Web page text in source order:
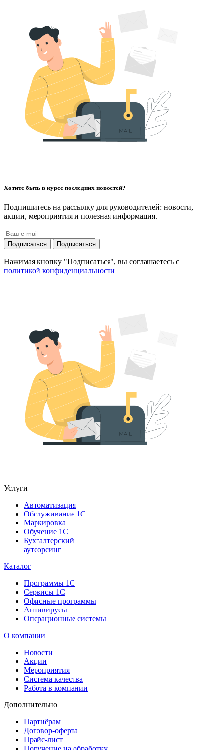
Хотите быть в курсе последних новостей?
Подпишитесь на рассылку для руководителей: новости,
акции, мероприятия и полезная информация.
Подписаться Подписаться
Нажимая кнопку "Подписаться", вы соглашаетесь с
политикой конфиденциальности
Услуги
Автоматизация
Обслуживание 1С
Маркировка
Обучение 1С
Бухгалтерский
аутсорсинг
Каталог
Программы 1С
Сервисы 1С
Офисные программы
Антивирусы
Операционные системы
О компании
Новости
Акции
Мероприятия
Система качества
Работа в компании
Дополнительно
Партнёрам
Договор-оферта
Прайс-лист
Поручение на обработку